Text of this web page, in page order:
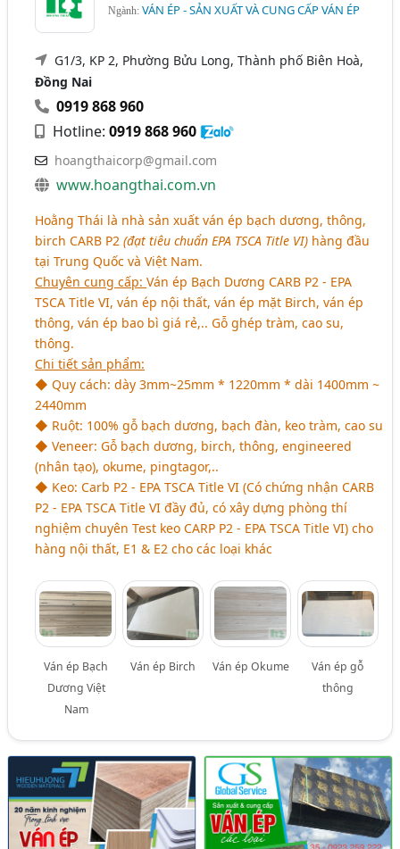
Ngành:VÁN ÉP - SẢN XUẤT VÀ CUNG CẤP VÁN ÉP
G1/3, KP 2, Phường Bửu Long, Thành phố Biên Hoà,
Đồng Nai
0919 868 960
Hotline:0919 868 960
hoangthaicorp@gmail.com
www.hoangthai.com.vn
Hoằng Thái là nhà sản xuất ván ép bạch dương, thông,
birch CARB P2 (đạt tiêu chuẩn EPA TSCA Title VI) hàng đầu
tại Trung Quốc và Việt Nam.
Chuyên cung cấp:Ván ép Bạch Dương CARB P2 - EPA
TSCA Title VI, ván ép nội thất, ván ép mặt Birch, ván ép
thông, ván ép bao bì giá rẻ,.. Gỗ ghép tràm, cao su,
thông.
Chi tiết sản phẩm:
◆ Quy cách: dày 3mm~25mm * 1220mm * dài 1400mm ~
2440mm
◆ Ruột: 100% gỗ bạch dương, bạch đàn, keo tràm, cao su
◆ Veneer: Gỗ bạch dương, birch, thông, engineered
(nhân tạo), okume, pingtagor,..
◆ Keo: Carb P2 - EPA TSCA Title VI (Có chứng nhận CARB
P2 - EPA TSCA Title VI đầy đủ, có xây dựng phòng thí
nghiệm chuyên Test keo CARP P2 - EPA TSCA Title VI) cho
hàng nội thất, E1 & E2 cho các loại khác
Ván ép Bạch
Dương Việt
Nam
Ván ép Birch Ván ép Okume
Ván ép gỗ
thông